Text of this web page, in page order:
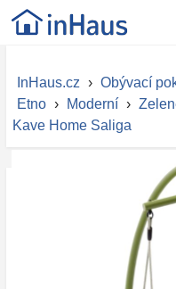
InHaus.cz › Obývací
Etno › Moderní ›
Kave Home Saliga